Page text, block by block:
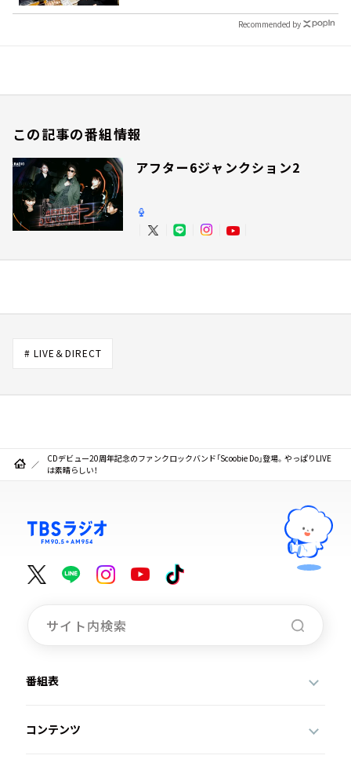
Recommended by
この記事の番組情報
アフター6ジャンクション2
# LIVE＆DIRECT
CDデビュー20周年記念のファンクロックバンド「Scoobie Do」登場。やっぱりLIVE
は素晴らしい！
番組表
コンテンツ